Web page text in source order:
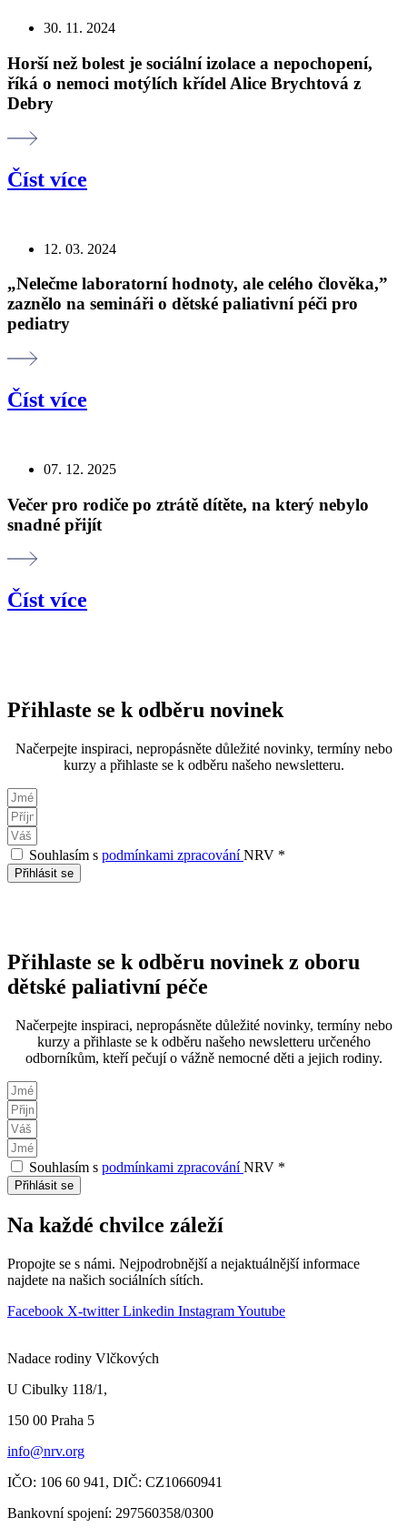
30. 11. 2024
Horší než bolest je sociální izolace a nepochopení,
říká o nemoci motýlích křídel Alice Brychtová z
Debry
Číst více
12. 03. 2024
„Nelečme laboratorní hodnoty, ale celého člověka,”
zaznělo na semináři o dětské paliativní péči pro
pediatry
Číst více
07. 12. 2025
Večer pro rodiče po ztrátě dítěte, na který nebylo
snadné přijít
Číst více
Přihlaste se k odběru novinek
Načerpejte inspiraci, nepropásněte důležité novinky, termíny nebo
kurzy a přihlaste se k odběru našeho newsletteru.
Souhlasím s podmínkami zpracováníNRV *
Přihlásit se
Přihlaste se k odběru novinek z oboru
dětské paliativní péče
Načerpejte inspiraci, nepropásněte důležité novinky, termíny nebo
kurzy a přihlaste se k odběru našeho newsletteru určeného
odborníkům, kteří pečují o vážně nemocné děti a jejich rodiny.
Souhlasím s podmínkami zpracováníNRV *
Přihlásit se
Na každé chvilce záleží
Propojte se s námi. Nejpodrobnější a nejaktuálnější informace
najdete na našich sociálních sítích.
Facebook X-twitter Linkedin InstagramYoutube
Nadace rodiny Vlčkových
U Cibulky 118/1,
150 00 Praha 5
info@nrv.org
IČO: 106 60 941, DIČ: CZ10660941
Bankovní spojení: 297560358/0300